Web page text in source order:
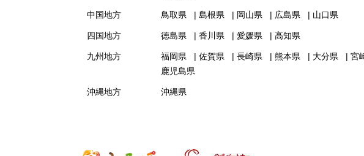
中国地方 鳥取県 島根県 岡山県 広島県 山口県
四国地方 徳島県 香川県 愛媛県 高知県
九州地方 福岡県 佐賀県 長崎県 熊本県 大分県
宮
鹿児島県
沖縄地方 沖縄県